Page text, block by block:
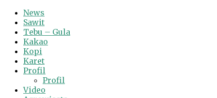
News
Sawit
Tebu – Gula
Kakao
Kopi
Karet
Profil
Profil
Video